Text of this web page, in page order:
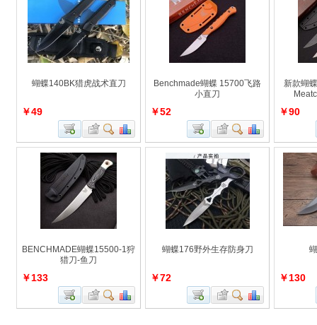
蝴蝶140BK猎虎战术直刀
￥49
Benchmade蝴蝶 15700飞路
小直刀
￥52
新款蝴
￥90
BENCHMADE蝴蝶15500-1狩
猎刀-鱼刀
￥133
蝴蝶176野外生存防身刀
￥72 ￥130